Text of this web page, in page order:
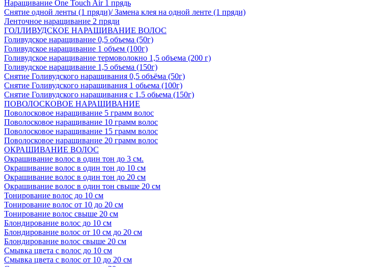
Наращивание One Touch Air 1 прядь
Снятие одной ленты (1 пряди)/ Замена клея на одной ленте (1 пряди)
Ленточное наращивание 2 пряди
ГОЛЛИВУДСКОЕ НАРАЩИВАНИЕ ВОЛОС
Голивудское наращивание 0,5 объема (50г)
Голивудское наращивание 1 объем (100г)
Голивудское наращивание термоволокно 1,5 объема (200 г)
Голивудское наращивание 1,5 объема (150г)
Снятие Голивудского наращивания 0,5 объёма (50г)
Снятие Голивудского наращивания 1 обьема (100г)
Снятие Голивудского наращивания с 1.5 обьема (150г)
ПОВОЛОСКОВОЕ НАРАЩИВАНИЕ
Поволосковое наращивание 5 грамм волос
Поволосковое наращивание 10 грамм волос
Поволосковое наращивание 15 грамм волос
Поволосковое наращивание 20 грамм волос
ОКРАШИВАНИЕ ВОЛОС
Окрашивание волос в один тон до 3 см.
Окрашивание волос в один тон до 10 см
Окрашивание волос в один тон до 20 см
Окрашивание волос в один тон свыше 20 см
Тонирование волос до 10 см
Тонирование волос от 10 до 20 см
Тонирование волос свыше 20 см
Блондирование волос до 10 см
Блондирование волос от 10 см до 20 см
Блондирование волос свыше 20 см
Смывка цвета с волос до 10 см
Смывка цвета с волос от 10 до 20 см